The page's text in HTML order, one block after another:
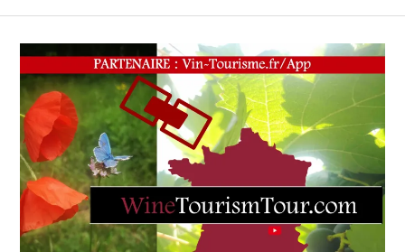
WINE
TOUR,
WINETASTINGVOUCHER.COM